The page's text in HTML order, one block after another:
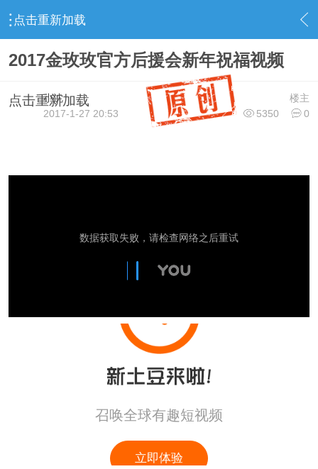
点击重新加载
› ◆ 玫 瑰 互 动◆ › ｜∶玫 瑰 心 声∶｜ › 内容
2017金玫玫官方后援会新年祝福视频
点击重新加载 楼主
小沈
5350
0
2017-1-27 20:53